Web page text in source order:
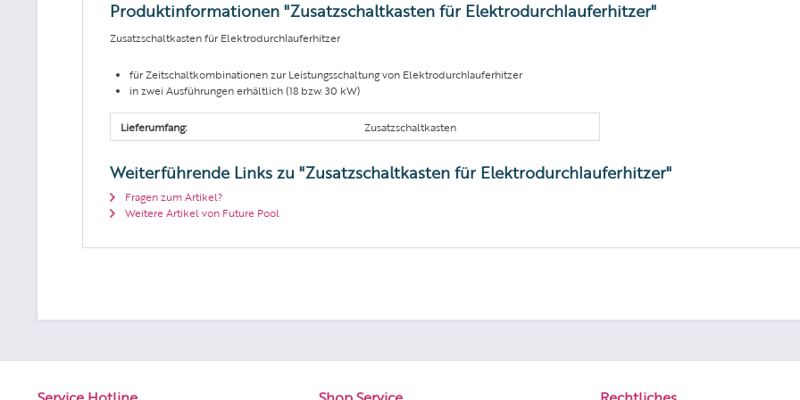
Produktinformationen "Zusatzschaltkasten für Elektrodurchlauferhitzer"
Zusatzschaltkasten für Elektrodurchlauferhitzer
für Zeitschaltkombinationen zur Leistungsschaltung von Elektrodurchlauferhitzer
in zwei Ausführungen erhältlich (18 bzw. 30 kW)
Lieferumfang: Zusatzschaltkasten
Weiterführende Links zu "Zusatzschaltkasten für Elektrodurchlauferhitzer"
Fragen zum Artikel?
Weitere Artikel von Future Pool